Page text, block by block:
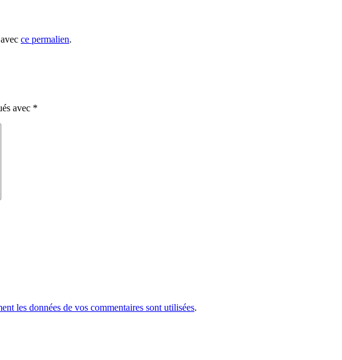
ce permalien.
avec *
les données de vos commentaires sont utilisées.